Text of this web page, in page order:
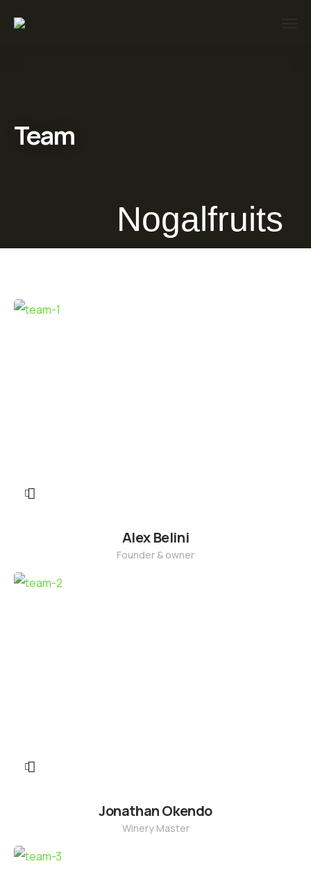
Team
Nogalfruits
Alex Belini
Founder & owner
Jonathan Okendo
Winery Master